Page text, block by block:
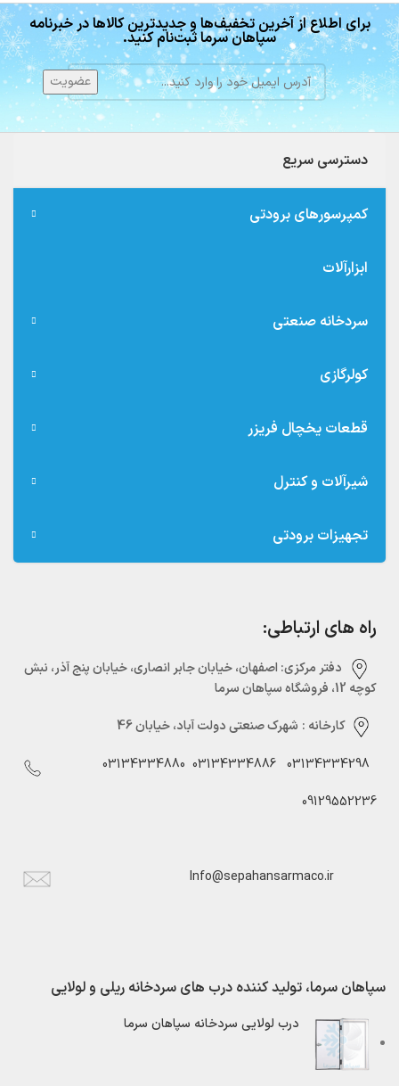
برای اطلاع از آخرین تخفیف‌ها و جدیدترین کالاها در خبرنامه
سپاهان سرما ثبت‌نام کنید.
دسترسی سریع
کمپرسورهای برودتی
ابزارآلات
سردخانه صنعتی
کولرگازی
قطعات یخچال فریزر
شیرآلات و کنترل
تجهیزات برودتی
راه های ارتباطی:
دفتر مرکزی:‌ اصفهان، خیابان جابر انصاری، خیابان پنج آذر، نبش
کوچه 12، فروشگاه سپاهان سرما
کارخانه : شهرک صنعتی دولت آباد، خیابان 46
03134334298
03134334886
03134334880
09129552236
Info@sepahansarmaco.ir
سپاهان سرما، تولید کننده درب های سردخانه ریلی و لولایی
درب لولایی سردخانه سپاهان سرما